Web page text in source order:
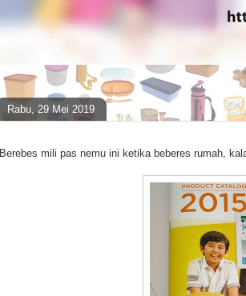
Rabu, 29 Mei 2019
Berebes mili pas nemu ini ketika beberes rumah,